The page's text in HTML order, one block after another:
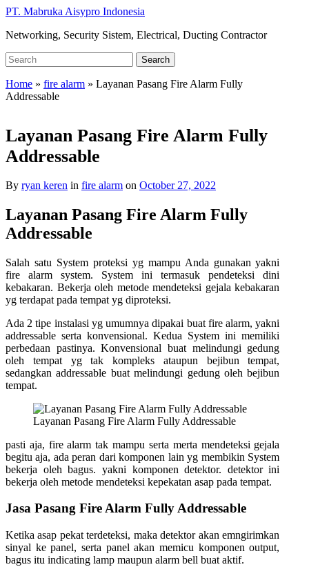
Skip
main
PT. Mabruka Aisypro Indonesia
Networking, Security Sistem, Electrical, Ducting Contractor
Search
for:
Search
Home » fire alarm » Layanan Pasang Fire Alarm Fully
Addressable
Layanan Pasang Fire Alarm Fully
Addressable
By ryan keren in fire alarm on October 27, 2022
Layanan Pasang Fire Alarm Fully
Addressable
Salah satu System proteksi yg mampu Anda gunakan yakni
fire alarm system. System ini termasuk pendeteksi dini
kebakaran. Bekerja oleh metode mendeteksi gejala kebakaran
yg terdapat pada tempat yg diproteksi.
Ada 2 tipe instalasi yg umumnya dipakai buat fire alarm, yakni
addressable serta konvensional. Kedua System ini memiliki
perbedaan pastinya. Konvensional buat melindungi gedung
oleh tempat yg tak kompleks ataupun bejibun tempat,
sedangkan addressable buat melindungi gedung oleh bejibun
tempat.
Layanan Pasang Fire Alarm Fully Addressable
pasti aja, fire alarm tak mampu serta merta mendeteksi gejala
begitu aja, ada peran dari komponen lain yg membikin System
bekerja oleh bagus. yakni komponen detektor. detektor ini
bekerja oleh metode mendeteksi kepekatan asap pada tempat.
Jasa Pasang Fire Alarm Fully Addressable
Ketika asap pekat terdeteksi, maka detektor akan emngirimkan
sinyal ke panel, serta panel akan memicu komponen output,
bagus itu indicating lamp maupun alarm bell buat aktif.